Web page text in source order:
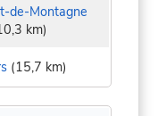
de-Montagne
km)
(15,7 km)